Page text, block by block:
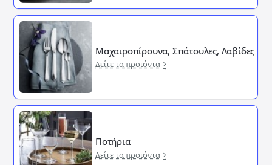
Μαχαιροπίρουνα, Σπάτουλες, Λαβίδες
Δείτε τα προιόντα
Ποτήρια
Δείτε τα προιόντα